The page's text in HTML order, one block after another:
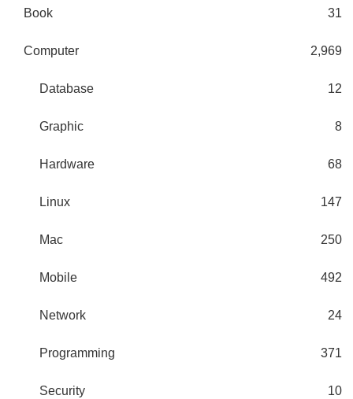
Book 31
Computer 2,969
Database 12
Graphic 8
Hardware 68
Linux 147
Mac 250
Mobile 492
Network 24
Programming 371
Security 10